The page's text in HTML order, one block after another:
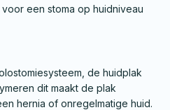
een stoma op huidniveau
de huidplak
dit maakt de plak
hernia of onregelmatige huid.